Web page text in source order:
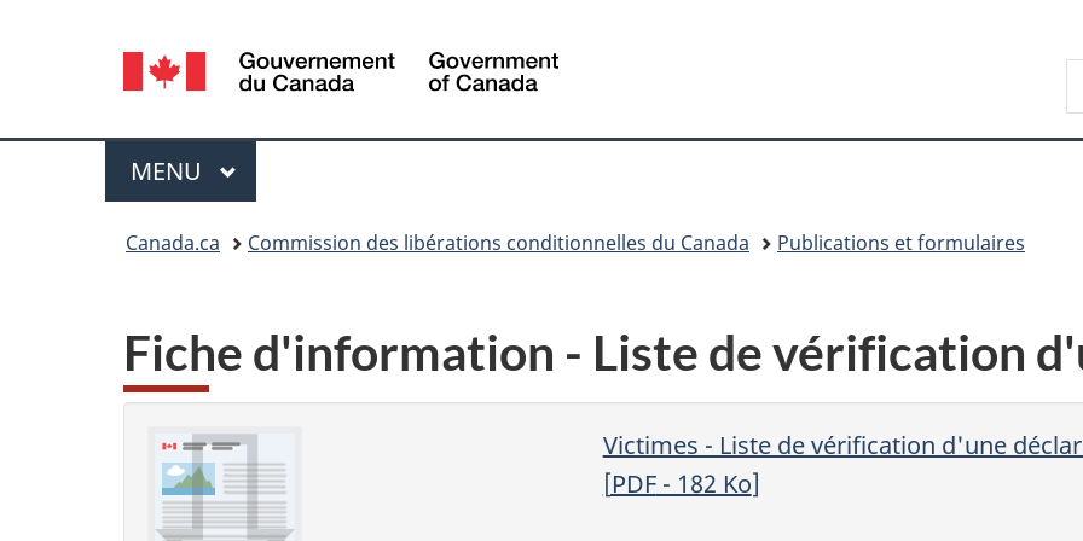
sujet
HTML
Sélection
de
la
langue
Canada
Menu
MENU PRINCIPAL
Canada.ca Commission des libérations conditionnelles du Canada Publications et formulaires
Fiche d'information - Liste de vérification
Victimes - Liste de vérification d'une
[PDF- 182 Ko]